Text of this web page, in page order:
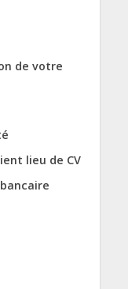
de votre
lieu de CV